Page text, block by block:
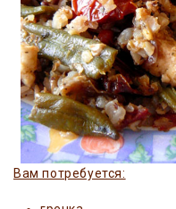
Вам потребуется: